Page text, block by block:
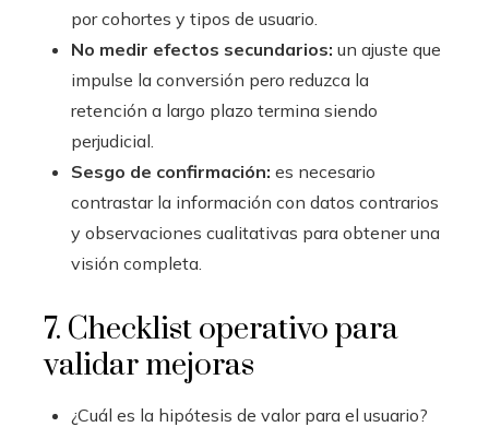
por cohortes y tipos de usuario.
No medir efectos secundarios: un ajuste que
impulse la conversión pero reduzca la
retención a largo plazo termina siendo
perjudicial.
Sesgo de confirmación: es necesario
contrastar la información con datos contrarios
y observaciones cualitativas para obtener una
visión completa.
7. Checklist operativo para
validar mejoras
¿Cuál es la hipótesis de valor para el usuario?